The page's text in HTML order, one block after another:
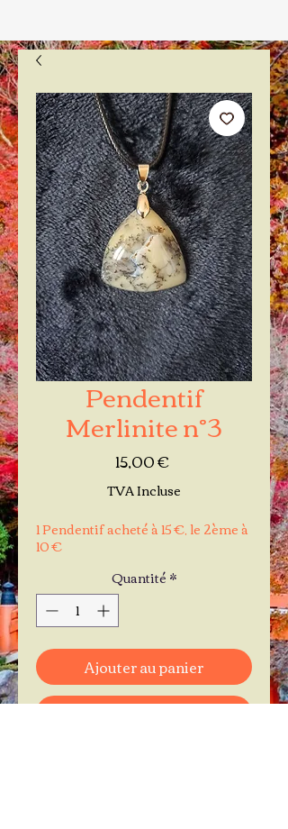
Pendentif
Merlinite n°3
15,00 €Prix
TVA Incluse
1 Pendentif acheté à 15 €, le 2ème à
10 €
Quantité*
Ajouter au panier